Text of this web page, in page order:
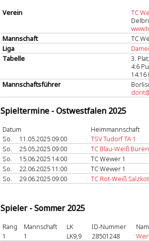
Verein
TC
Mannschaft
TC
Liga
Tabelle
3.
4:6
Mannschaftsführer
Spieltermine - Ostwestfalen 2025
Datum Heimmannschaft
So.
11.05.2025 09:00 TSV Tudorf TA 1
So.
25.05.2025 09:00 TC Blau-Weiß Büren
So.
15.06.2025 14:00 TC Wewer 1
So.
22.06.2025 11:00 TC Wewer 1
So.
29.06.2025 09:00 TC Rot-Weiß
Spieler - Sommer 2025
Rang Mannschaft LK ID-Nummer
1
1 LK9,9 28501248